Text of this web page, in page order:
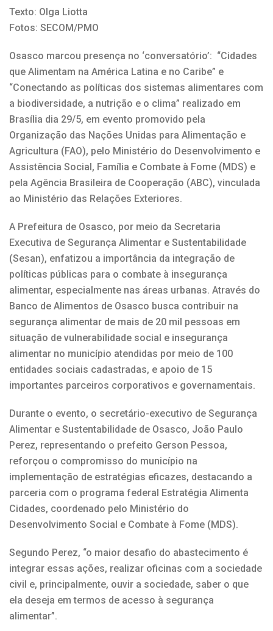
Texto: Olga Liotta
Fotos: SECOM/PMO
Osasco marcou presença no ‘conversatório’: “Cidades
que Alimentam na América Latina e no Caribe” e
“Conectando as políticas dos sistemas alimentares com
a biodiversidade, a nutrição e o clima” realizado em
Brasília dia 29/5, em evento promovido pela
Organização das Nações Unidas para Alimentação e
Agricultura (FAO), pelo Ministério do Desenvolvimento e
Assistência Social, Família e Combate à Fome (MDS) e
pela Agência Brasileira de Cooperação (ABC), vinculada
ao Ministério das Relações Exteriores.
A Prefeitura de Osasco, por meio da Secretaria
Executiva de Segurança Alimentar e Sustentabilidade
(Sesan), enfatizou a importância da integração de
políticas públicas para o combate à insegurança
alimentar, especialmente nas áreas urbanas. Através do
Banco de Alimentos de Osasco busca contribuir na
segurança alimentar de mais de 20 mil pessoas em
situação de vulnerabilidade social e insegurança
alimentar no município atendidas por meio de 100
entidades sociais cadastradas, e apoio de 15
importantes parceiros corporativos e governamentais.
Durante o evento, o secretário-executivo de Segurança
Alimentar e Sustentabilidade de Osasco, João Paulo
Perez, representando o prefeito Gerson Pessoa,
reforçou o compromisso do município na
implementação de estratégias eficazes, destacando a
parceria com o programa federal Estratégia Alimenta
Cidades, coordenado pelo Ministério do
Desenvolvimento Social e Combate à Fome (MDS).
Segundo Perez, “o maior desafio do abastecimento é
integrar essas ações, realizar oficinas com a sociedade
civil e, principalmente, ouvir a sociedade, saber o que
ela deseja em termos de acesso à segurança
alimentar”.